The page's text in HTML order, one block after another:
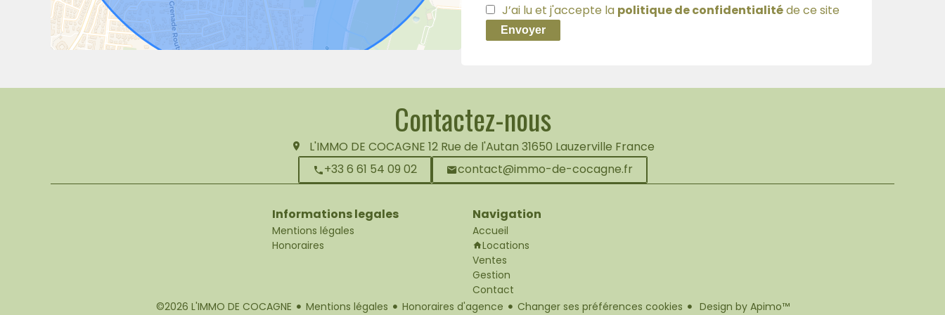
J’ai lu et j'accepte la politique de confidentialitéde ce site
Envoyer
Contactez-nous
L'IMMO DE COCAGNE 12 Rue de l'Autan 31650 Lauzerville France
+33 6 61 54 09 02
contact@immo-de-cocagne.fr
Informations legales
Mentions légales
Honoraires
Navigation
Accueil
Locations
Ventes
Gestion
Contact
©2026 L'IMMO DE COCAGNE
Mentions légales Honoraires d'agence Changer ses préférences cookies Design by Apimo™